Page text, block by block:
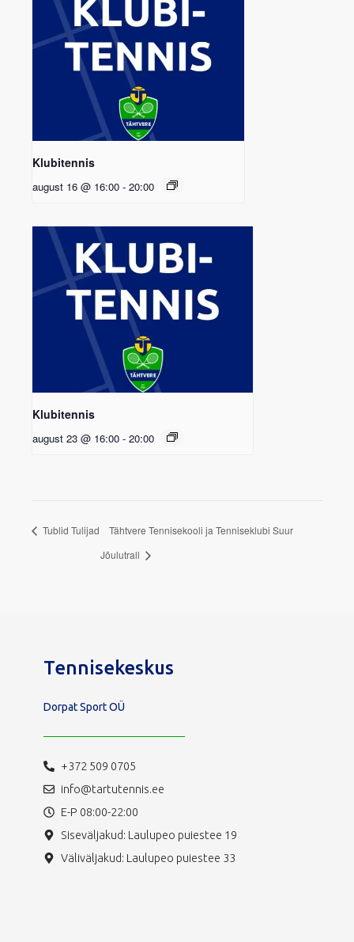
Klubitennis
august 16 @ 16:00 - 20:00
Klubitennis
august 23 @ 16:00 - 20:00
Tublid Tulijad
Tähtvere Tennisekooli ja Tenniseklubi Suur
Jõulutrall
Tennisekeskus
Dorpat Sport OÜ
+372 509 0705
info@tartutennis.ee
E-P 08:00-22:00
Siseväljakud: Laulupeo puiestee 19
Väliväljakud: Laulupeo puiestee 33